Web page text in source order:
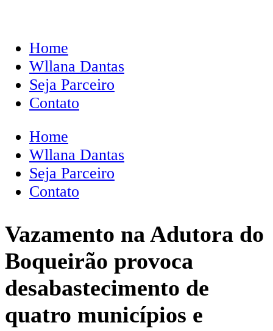
Home
Wllana Dantas
Seja Parceiro
Contato
Home
Wllana Dantas
Seja Parceiro
Contato
Vazamento na Adutora do
Boqueirão provoca
desabastecimento de
quatro municípios e